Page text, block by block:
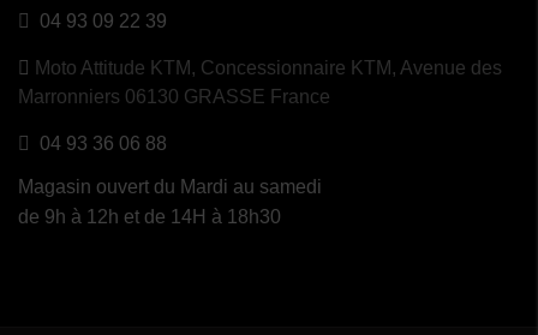
04 93 09 22 39
Moto Attitude KTM, Concessionnaire KTM, Avenue des
Marronniers 06130 GRASSE France
04 93 36 06 88
Magasin ouvert du Mardi au samedi
de 9h à 12h et de 14H à 18h30